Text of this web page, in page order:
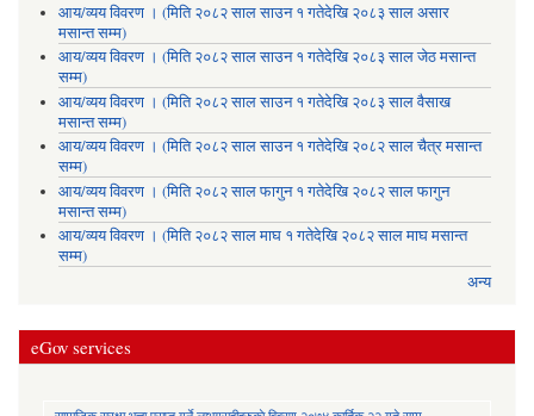
आय/व्यय विवरण । (मिति २०८२ साल साउन १ गतेदेखि २०८३ साल असार
मसान्त सम्म)
आय/व्यय विवरण । (मिति २०८२ साल साउन १ गतेदेखि २०८३ साल जेठ मसान्त
सम्म)
आय/व्यय विवरण । (मिति २०८२ साल साउन १ गतेदेखि २०८३ साल वैसाख
मसान्त सम्म)
आय/व्यय विवरण । (मिति २०८२ साल साउन १ गतेदेखि २०८२ साल चैत्र मसान्त
सम्म)
आय/व्यय विवरण । (मिति २०८२ साल फागुन १ गतेदेखि २०८२ साल फागुन
मसान्त सम्म)
आय/व्यय विवरण । (मिति २०८२ साल माघ १ गतेदेखि २०८२ साल माघ मसान्त
सम्म)
अन्य
eGov services